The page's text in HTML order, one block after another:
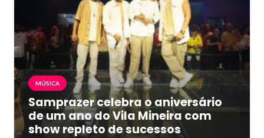
MÚSICA
Samprazer celebra o aniversário
de um ano do Vila Mineira com
show repleto de sucessos